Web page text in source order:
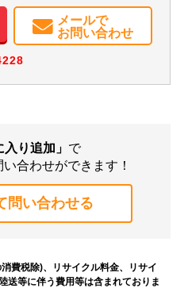
メールで
お問い合わせ
入り追加」 で
い合わせができます！
問い合わせる
費税除)、リサイクル料金、リサイ
送等に伴う費用等は含まれておりま